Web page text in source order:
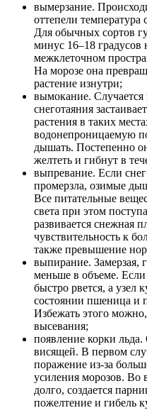
вымерзание.
оттепели температура
Для обычных сортов
минус 16–18 градусов
межклеточном
На морозе она
растение изнутри;
вымокание. Случается
снеготаяния
растения в таких
водонепроницаемую
дышать. Постепенно
желтеть и гибнут в
выпревание. Если
промерзла, озимые
Все питательные
света при этом
развивается снежная
чувствительность к
также превышение
выпирание. Замерзая,
меньше в объеме.
быстро рвется, а узел
состоянии пшеница и
Избежать этого
высевания;
появление корки
висящей. В первом
поражение из-за
усиления морозов. Во
долго, создается
пожелтение и гибель